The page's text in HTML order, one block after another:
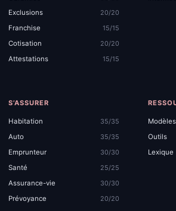
Exclusions
20/20
Franchise
15/15
Cotisation
20/20
Attestations
15/15
S’ASSURER
Habitation
35/35
Auto
35/35
Emprunteur
30/30
Santé
25/25
Assurance-vie
30/30
Prévoyance
20/20
Outils
Lexique